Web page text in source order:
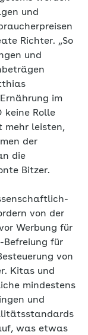
und
Richter. „So
und
im
keine Rolle
mehr leisten,
der
die
Bitzer.
von der
Werbung für
Befreiung für
von
Kitas und
mindestens
und
was etwas